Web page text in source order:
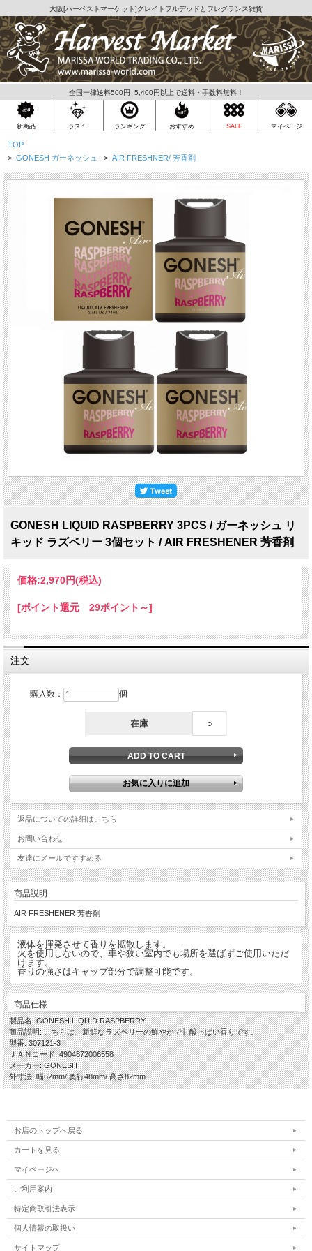
大阪[ハーベストマーケット]グレイトフルデッドとフレグランス雑貨
全国一律送料500円 5,400円以上で送料・手数料無料！
新商品 ラス１ ランキング おすすめ SALE マイページ
TOP
> GONESH ガーネッシュ > AIR FRESHNER/ 芳香剤
GONESH LIQUID RASPBERRY 3PCS / ガーネッシュ リ
キッド ラズベリー 3個セット / AIR FRESHENER 芳香剤
価格:2,970円(税込)
[ポイント還元 29ポイント～]
注文
購入数： 個
在庫 ○
返品についての詳細はこちら
お問い合わせ
友達にメールですすめる
商品説明
AIR FRESHENER 芳香剤
液体を揮発させて香りを拡散します。
火を使用しないので、車や狭い室内でも場所を選ばずご使用いただ
けます。
香りの強さはキャップ部分で調整可能です。
商品仕様
製品名: GONESH LIQUID RASPBERRY
商品説明: こちらは、新鮮なラズベリーの鮮やかで甘酸っぱい香りです。
型番: 307121-3
ＪＡＮコード: 4904872006558
メーカー: GONESH
外寸法: 幅62mm/ 奥行48mm/ 高さ82mm
お店のトップへ戻る
カートを見る
マイページへ
ご利用案内
特定商取引法表示
個人情報の取扱い
サイトマップ